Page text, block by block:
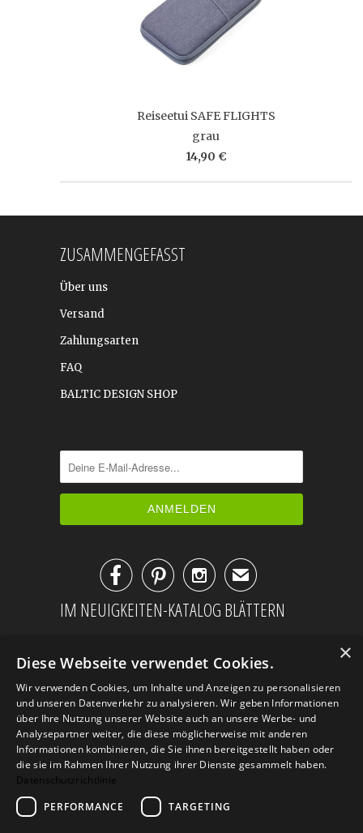
Reiseetui SAFE FLIGHTS
grau
14,90 €
ZUSAMMENGEFASST
Über uns
Versand
Zahlungsarten
FAQ
BALTIC DESIGN SHOP
✉
IM NEUIGKEITEN-KATALOG BLÄTTERN
AGB Datenschutz
Impressum
×
Diese Webseite verwendet Cookies.
Wir verwenden Cookies, um Inhalte und Anzeigen zu personalisieren
und unseren Datenverkehr zu analysieren. Wir geben Informationen
über Ihre Nutzung unserer Website auch an unsere Werbe- und
Analysepartner weiter, die diese möglicherweise mit anderen
Informationen kombinieren, die Sie ihnen bereitgestellt haben oder
die sie im Rahmen Ihrer Nutzung ihrer Dienste gesammelt haben.
Datenschutzrichtlinie
PERFORMANCE
TARGETING